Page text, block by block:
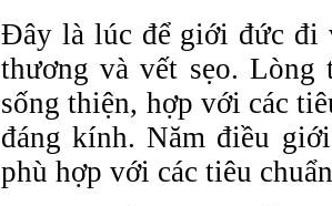
Đây là lúc để giới đức đi
thương và vết sẹo.
sống thiện, hợp với các
đáng kính. Năm điều
phù hợp với các tiêu